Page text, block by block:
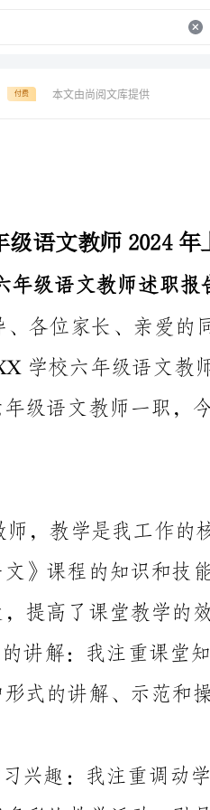
付费 本文由尚阅文库提供
2024年上半年六年级语文教师述职报告